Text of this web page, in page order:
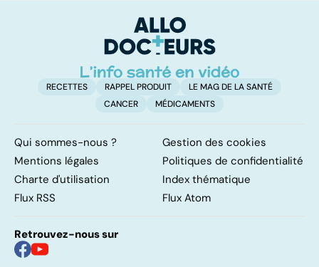
notre santé
RECETTES RAPPEL PRODUIT
LE MAG DE LA SANTÉ
CANCER
MÉDICAMENTS
Qui sommes-nous ?
Gestion des cookies
Mentions légales
Politiques de confidentialité
Charte d'utilisation
Index thématique
Flux RSS
Flux Atom
Retrouvez-nous sur